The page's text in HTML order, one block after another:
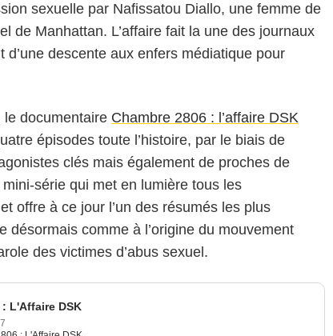
sexuelle par Nafissatou Diallo, une femme de
de Manhattan. L’affaire fait la une des journaux
descente aux enfers médiatique pour
le documentaire Chambre 2806 : l’affaire DSK
épisodes toute l’histoire, par le biais de
clés mais également de proches de
série qui met en lumière tous les
offre à ce jour l’un des résumés les plus
désormais comme à l’origine du mouvement
des victimes d’abus sexuel.
: L'Affaire DSK